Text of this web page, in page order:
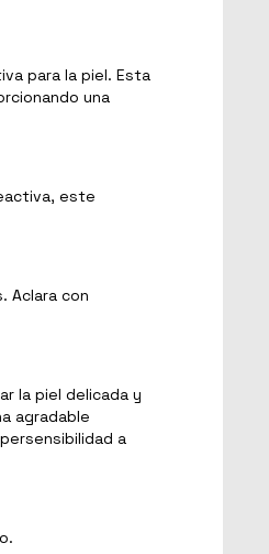
para la piel. Esta
una
este
Aclara con
la piel delicada y
agradable
a